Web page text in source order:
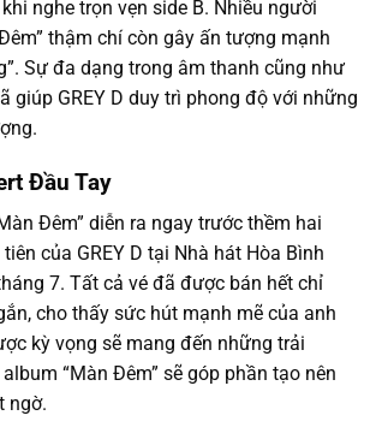
nghe trọn vẹn side B. Nhiều người
thậm chí còn gây ấn tượng mạnh
Sự đa dạng trong âm thanh cũng như
giúp GREY D duy trì phong độ với những
Đầu Tay
Đêm” diễn ra ngay trước thềm hai
của GREY D tại Nhà hát Hòa Bình
7. Tất cả vé đã được bán hết chỉ
cho thấy sức hút mạnh mẽ của anh
kỳ vọng sẽ mang đến những trải
“Màn Đêm” sẽ góp phần tạo nên
ngờ.